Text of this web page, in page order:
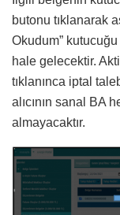
butonu tıklanarak
Okudum”
hale gelecektir.
tıklanınca iptal
alıcının sanal BA
almayacaktır.